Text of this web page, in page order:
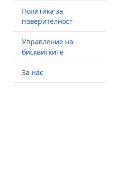
Политика за
поверителност
Управление на
бисквитките
За нас